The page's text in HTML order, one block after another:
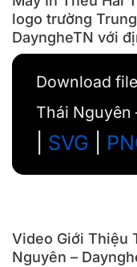
logo trường
DayngheTN với
Download
Thái Nguyên
SVG
Video Giới Thiệu
Nguyên –